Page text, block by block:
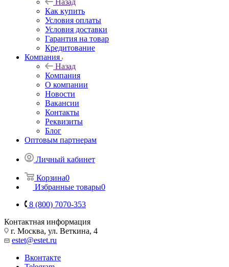
Назад
Как купить
Условия оплаты
Условия доставки
Гарантия на товар
Кредитование
Компания
Назад
Компания
О компании
Новости
Вакансии
Контакты
Реквизиты
Блог
Оптовым партнерам
Личный кабинет
Корзина0
Избранные товары0
8 (800) 7070-353
Контактная информация
г. Москва, ул. Веткина, 4
estet@estet.ru
Вконтакте